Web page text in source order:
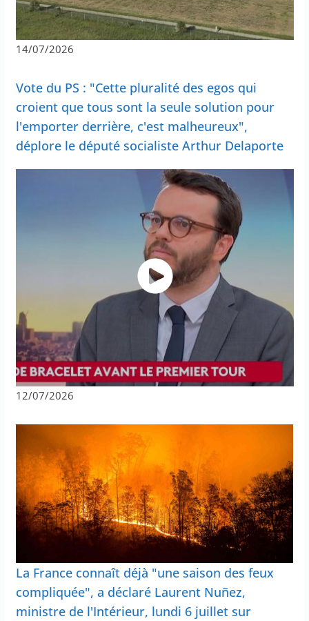
14/07/2026
Vote du PS : "Cette pluralité des egos qui
croient que tous sont la seule solution pour
l'emporter derrière, c'est malheureux",
déplore le député socialiste Arthur Delaporte
12/07/2026
La France connaît déjà "une saison des feux
compliquée", a déclaré Laurent Nuñez,
ministre de l'Intérieur, lundi 6 juillet sur